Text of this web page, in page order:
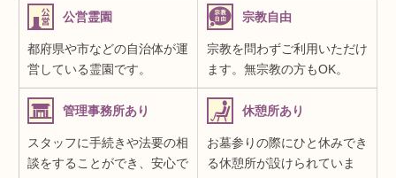
公営霊園
都府県や市などの自治体が運
営している霊園です。
宗教自由
宗教を問わずご利用いただけ
ます。無宗教の方もOK。
管理事務所あり
スタッフに手続きや法要の相
談をすることができ、安心で
休憩所あり
お墓参りの際にひと休みでき
る休憩所が設けられていま